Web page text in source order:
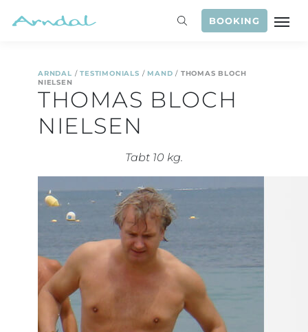
BOOKING
ARNDAL /TESTIMONIALS / MAND / THOMAS BLOCH
NIELSEN
THOMAS BLOCH
NIELSEN
Tabt 10 kg.